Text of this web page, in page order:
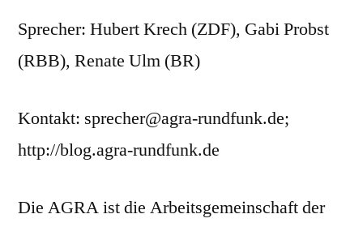
Sprecher: Hubert Krech (ZDF), Gabi Probst
(RBB), Renate Ulm (BR)
Kontakt: sprecher@agra-rundfunk.de;
http://blog.agra-rundfunk.de
Die AGRA ist die Arbeitsgemeinschaft der